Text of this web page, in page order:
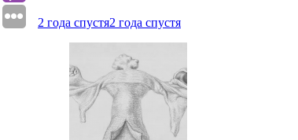
2 года спустя2 года спустя